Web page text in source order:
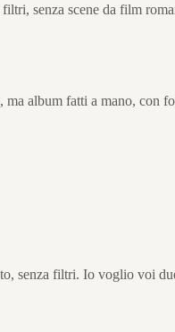
senza scene da film
album fatti a mano, con
senza filtri. Io voglio voi